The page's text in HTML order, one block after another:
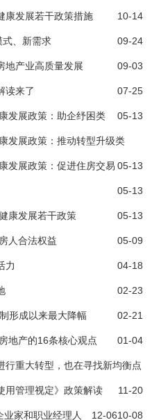
康发展若干政策措施 10-14
式、新需求 09-24
地产业高质量发展 09-03
读来了 07-25
发展政策：助企纾困类 05-13
发展政策：推动转型升级类
05-13
发展政策：促进住房交易
05-13
康发展若干政策 05-13
人合法权益 05-09
力 04-18
02-23
形成以来最大降幅 02-21
地产的16条核心观点 01-04
行重大转型，也在寻找新均衡点
11-20
用管理视定》政策解读
10-08
家和职业经理人 12-06